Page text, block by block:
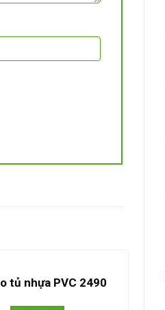
tủ nhựa PVC 2490